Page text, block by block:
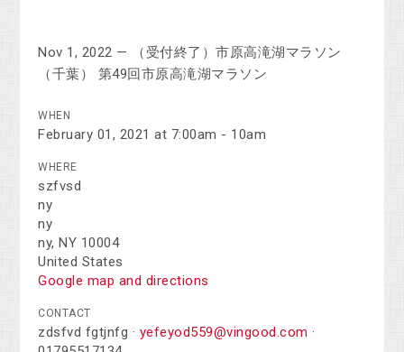
Nov 1, 2022 — （受付終了）市原高滝湖マラソン
（千葉） 第49回市原高滝湖マラソン
WHEN
February 01, 2021 at 7:00am - 10am
WHERE
szfvsd
ny
ny
ny, NY 10004
United States
Google map and directions
CONTACT
zdsfvd fgtjnfg · yefeyod559@vingood.com ·